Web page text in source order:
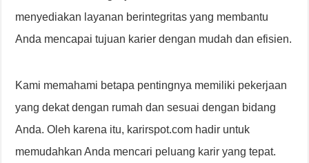
menyediakan layanan berintegritas yang membantu
Anda mencapai tujuan karier dengan mudah dan efisien.
Kami memahami betapa pentingnya memiliki pekerjaan
yang dekat dengan rumah dan sesuai dengan bidang
Anda. Oleh karena itu, karirspot.com hadir untuk
memudahkan Anda mencari peluang karir yang tepat.